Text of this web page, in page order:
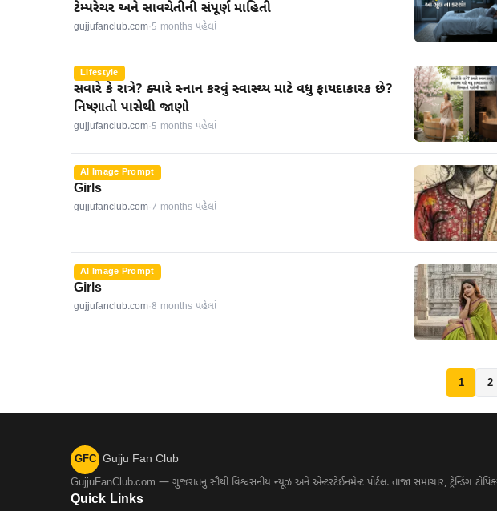
ટેમ્પરેચર અને સાવચેતીની સંપૂર્ણ માહિતી
gujjufanclub.com·5 months પહેલાં
Lifestyle
સવારે કે રાત્રે? ક્યારે સ્નાન કરવું સ્વાસ્થ્ય માટે વધુ ફાયદાકારક છે?
નિષ્ણાતો પાસેથી જાણો
gujjufanclub.com·5 months પહેલાં
AI Image Prompt
Girls
gujjufanclub.com·7 months પહેલાં
AI Image Prompt
Girls
gujjufanclub.com·8 months પહેલાં
1 2
GFC Gujju Fan Club
GujjuFanClub.com — ગુજરાતનું સૌથી વિશ્વસનીય ન્યૂઝ અને એન્ટરટેઈનમેન્ટ પોર્ટલ. તાજા સમાચાર,
Quick Links